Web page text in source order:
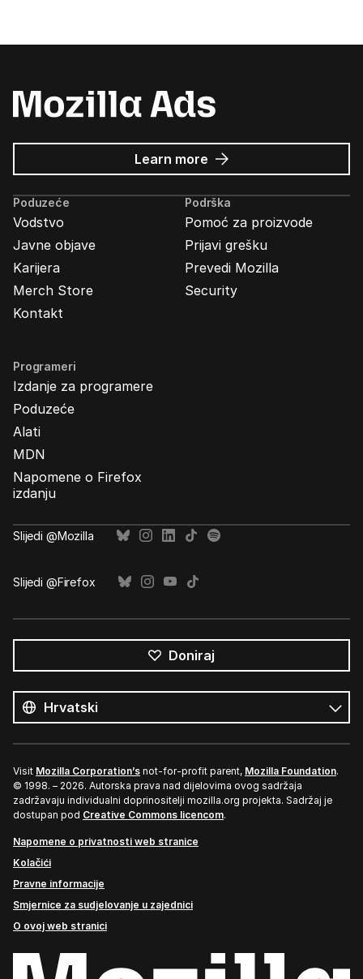
Learn more about
Mozilla
Ads
Poduzeće
Vodstvo
Javne objave
Karijera
Merch Store
Kontakt
Podrška
Pomoć za proizvode
Prijavi grešku
Prevedi Mozilla
Security
Programeri
Izdanje za programere
Poduzeće
Alati
MDN
Napomene o Firefox
izdanju
Slijedi @Mozilla
Slijedi @Firefox
Doniraj
jezici
Jezik
Visit Mozilla Corporation’s not-for-profit parent, Mozilla Foundation.
© 1998. – 2026. Autorska prava nad dijelovima ovog sadržaja
zadržavaju individualni doprinositelji mozilla.org projekta. Sadržaj je
dostupan pod Creative Commons licencom.
Napomene o privatnosti web stranice
Kolačići
Pravne informacije
Smjernice za sudjelovanje u zajednici
O ovoj web stranici